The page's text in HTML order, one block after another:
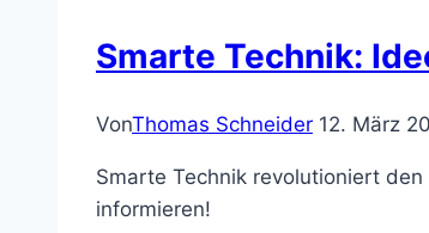
Smarte Technik:
VonThomas Schneider 12. März
Smarte Technik revolutioniert
informieren!